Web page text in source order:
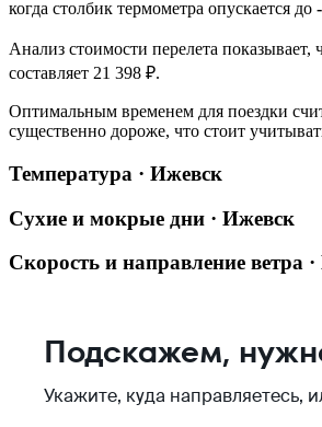
когда столбик термометра опускается до
Анализ стоимости перелета
составляет 21 398 ₽.
Оптимальным временем для поездки
существенно дороже, что стоит
Температура · Ижевск
Сухие и мокрые дни · Ижевск
Скорость и направление ветра
Подскажем,
Укажите, куда направляетесь,